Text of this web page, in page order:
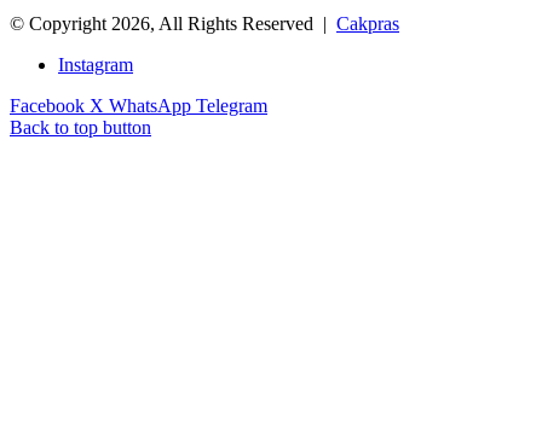
© Copyright 2026, All Rights Reserved | Cakpras
Instagram
Facebook X WhatsApp Telegram
Back to top button